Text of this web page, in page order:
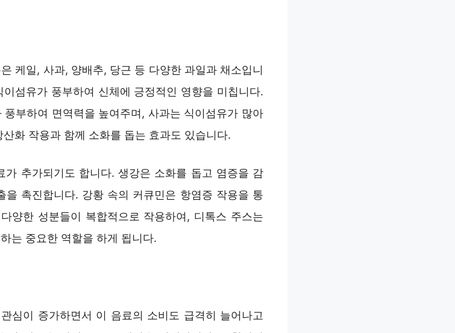
케일, 사과, 양배추, 당근 등 다양한 과일과 채소입니
섬유가 풍부하여 신체에 긍정적인 영향을 미칩니다.
부하여 면역력을 높여주며, 사과는 식이섬유가 많아
화 작용과 함께 소화를 돕는 효과도 있습니다.
가 추가되기도 합니다. 생강은 소화를 돕고 염증을 감
을 촉진합니다. 강황 속의 커큐민은 항염증 작용을 통
양한 성분들이 복합적으로 작용하여, 디톡스 주스는
는 중요한 역할을 하게 됩니다.
심이 증가하면서 이 음료의 소비도 급격히 늘어나고